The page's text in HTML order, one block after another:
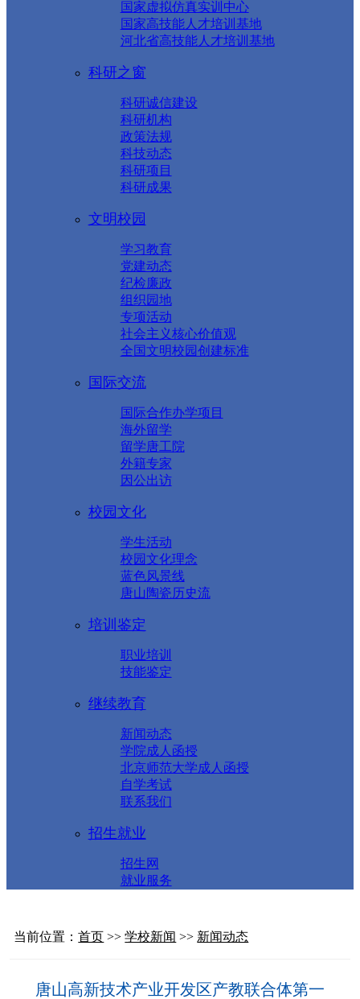
国家虚拟仿真实训中心
国家高技能人才培训基地
河北省高技能人才培训基地
科研之窗
科研诚信建设
科研机构
政策法规
科技动态
科研项目
科研成果
文明校园
学习教育
党建动态
纪检廉政
组织园地
专项活动
社会主义核心价值观
全国文明校园创建标准
国际交流
国际合作办学项目
海外留学
留学唐工院
外籍专家
因公出访
校园文化
学生活动
校园文化理念
蓝色风景线
唐山陶瓷历史流
培训鉴定
职业培训
技能鉴定
继续教育
新闻动态
学院成人函授
北京师范大学成人函授
自学考试
联系我们
招生就业
招生网
就业服务
当前位置：首页 >>学校新闻 >> 新闻动态
唐山高新技术产业开发区产教联合体第一